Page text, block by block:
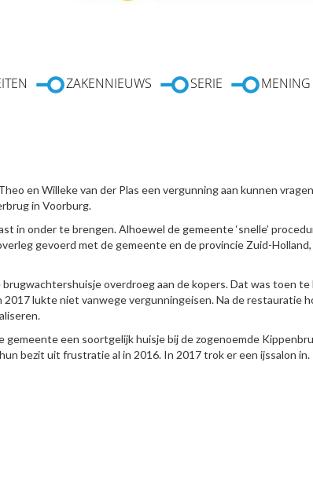
ZAKENNIEUWS SERIE MENING
en Willeke van der Plas een vergunning aan kunnen
in Voorburg.
in onder te brengen. Alhoewel de gemeente ‘snelle’
gevoerd met de gemeente en de provincie Zuid-Holland,
overdroeg aan de kopers. Dat was toen te
lukte niet vanwege vergunningeisen. Na de restauratie
een soortgelijk huisje bij de zogenoemde
bezit uit frustratie al in 2016. In 2017 trok er een ijssalon in.